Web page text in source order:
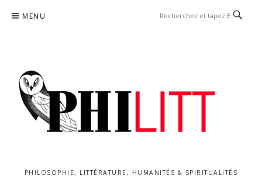
MENU
PHILOSOPHIE, LITTÉRATURE, HUMANITÉS & SPIRITUALITÉS